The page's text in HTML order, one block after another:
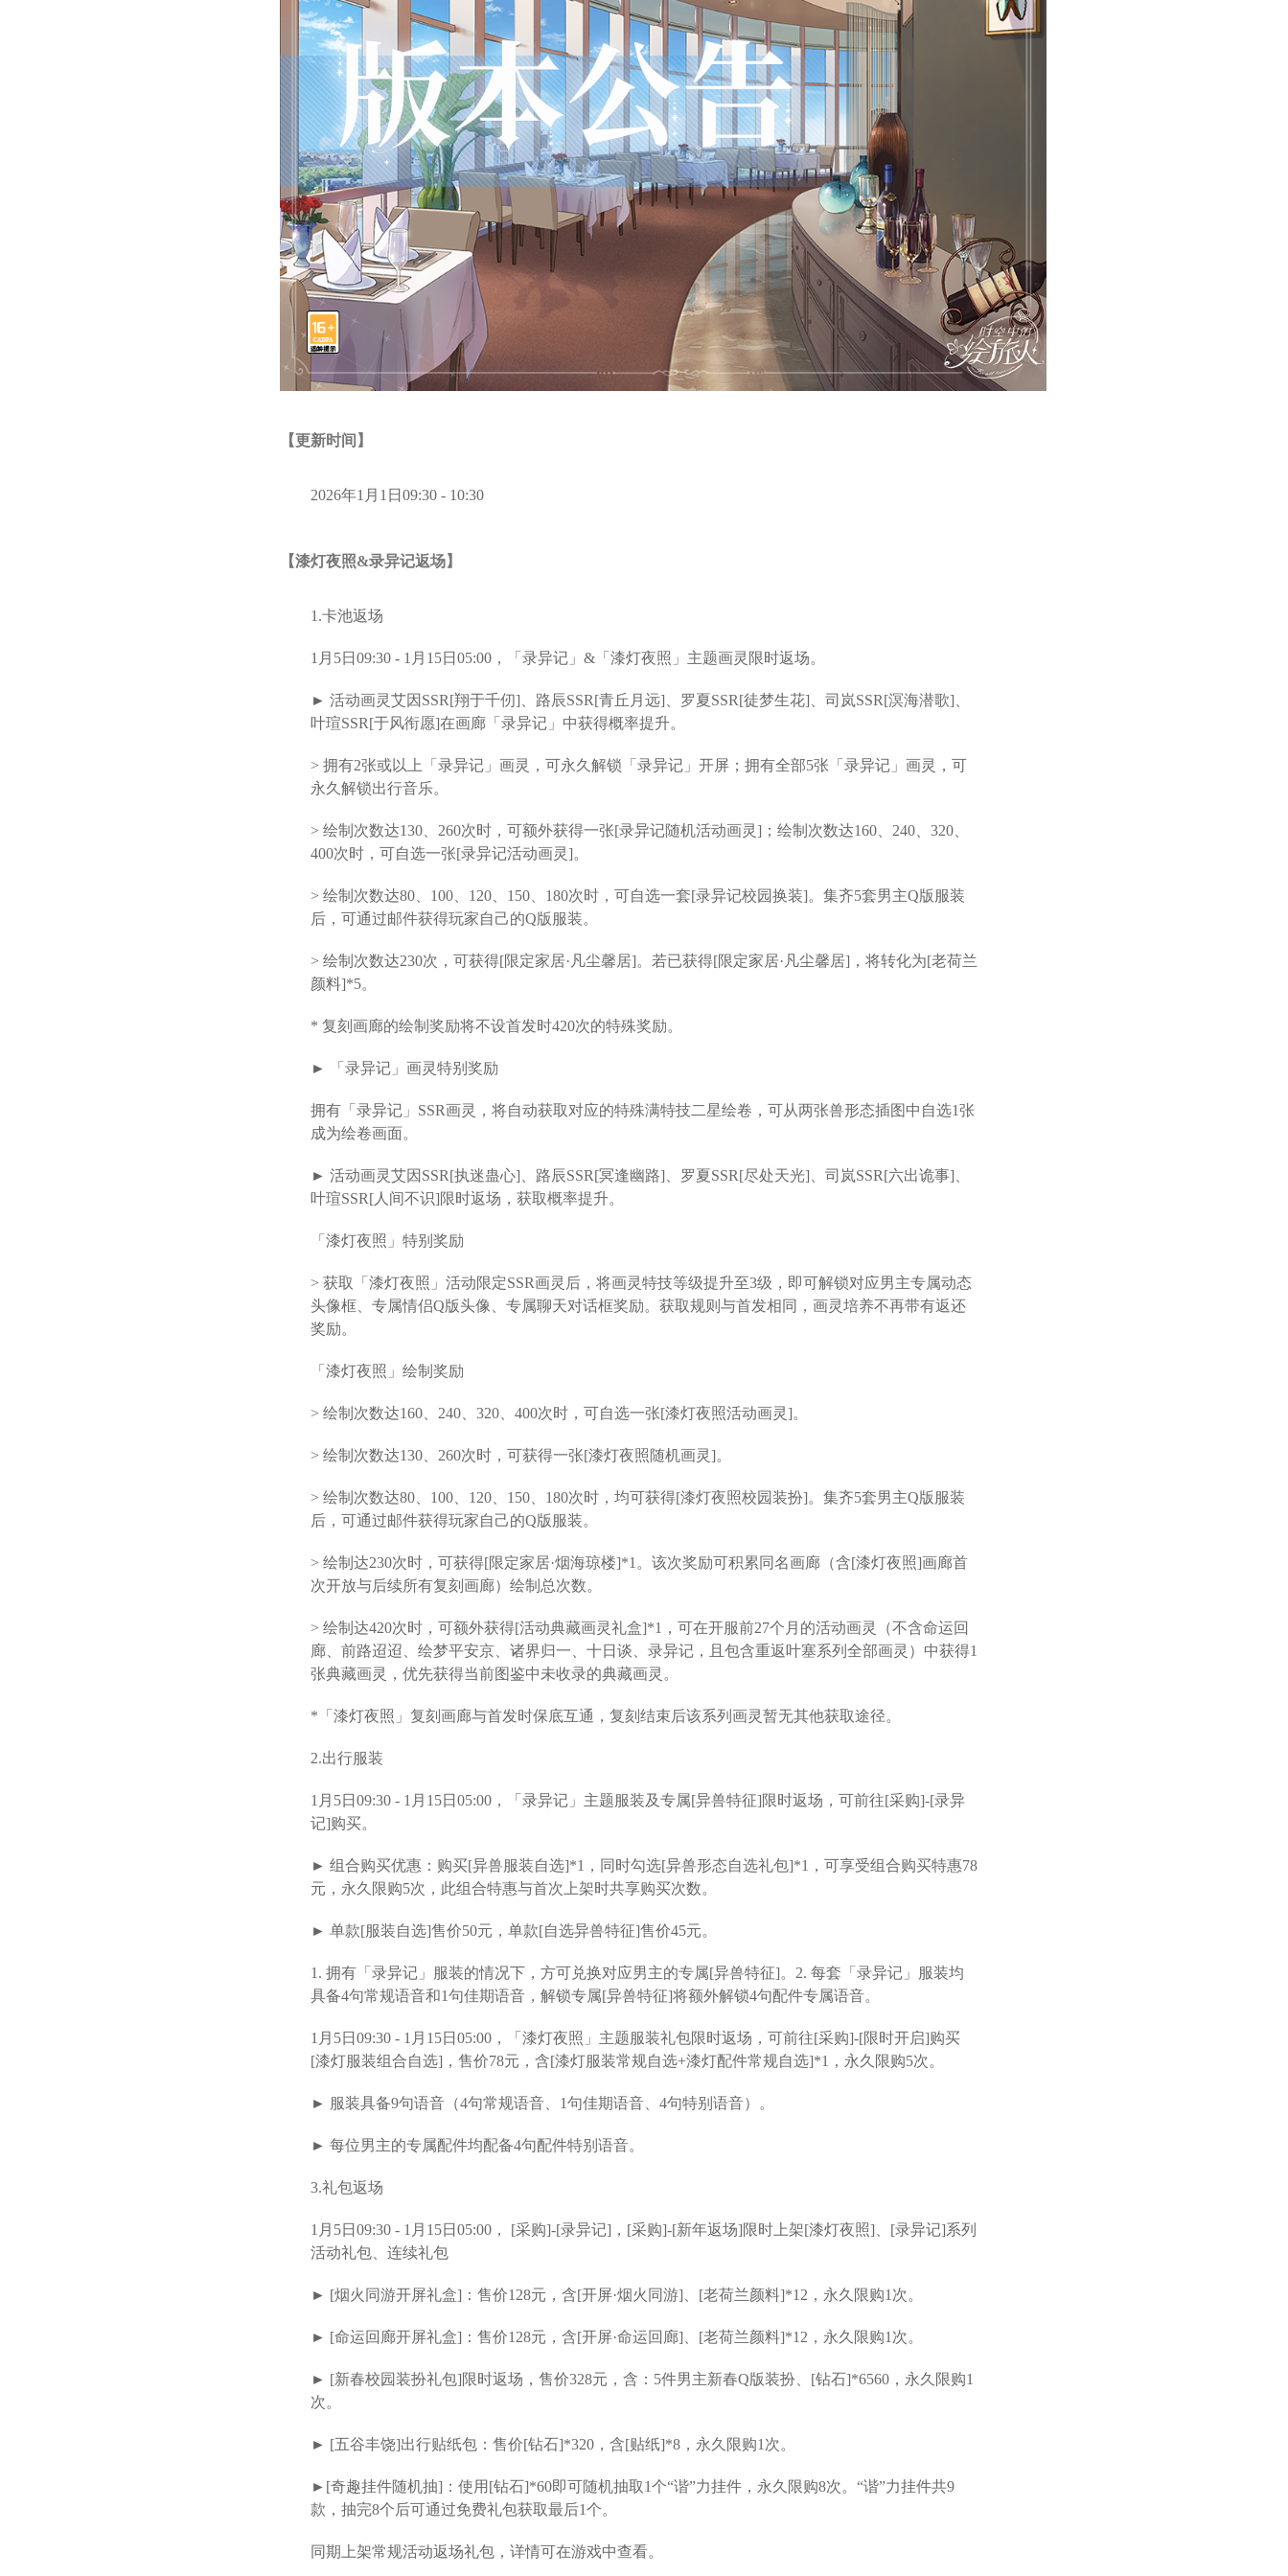
【更新时间】
2026年1月1日09:30 - 10:30
【漆灯夜照&录异记返场】
1.卡池返场
1月5日09:30 - 1月15日05:00，「录异记」&「漆灯夜照」主题画灵限时返场。
► 活动画灵艾因SSR[翔于千仞]、路辰SSR[青丘月远]、罗夏SSR[徒梦生花]、司岚SSR[溟海潜歌]、
叶瑄SSR[于风衔愿]在画廊「录异记」中获得概率提升。
> 拥有2张或以上「录异记」画灵，可永久解锁「录异记」开屏；拥有全部5张「录异记」画灵，可
永久解锁出行音乐。
> 绘制次数达130、260次时，可额外获得一张[录异记随机活动画灵]；绘制次数达160、240、320、
400次时，可自选一张[录异记活动画灵]。
> 绘制次数达80、100、120、150、180次时，可自选一套[录异记校园换装]。集齐5套男主Q版服装
后，可通过邮件获得玩家自己的Q版服装。
> 绘制次数达230次，可获得[限定家居·凡尘馨居]。若已获得[限定家居·凡尘馨居]，将转化为[老荷兰
颜料]*5。
* 复刻画廊的绘制奖励将不设首发时420次的特殊奖励。
► 「录异记」画灵特别奖励
拥有「录异记」SSR画灵，将自动获取对应的特殊满特技二星绘卷，可从两张兽形态插图中自选1张
成为绘卷画面。
► 活动画灵艾因SSR[执迷蛊心]、路辰SSR[冥逢幽路]、罗夏SSR[尽处天光]、司岚SSR[六出诡事]、
叶瑄SSR[人间不识]限时返场，获取概率提升。
「漆灯夜照」特别奖励
> 获取「漆灯夜照」活动限定SSR画灵后，将画灵特技等级提升至3级，即可解锁对应男主专属动态
头像框、专属情侣Q版头像、专属聊天对话框奖励。获取规则与首发相同，画灵培养不再带有返还
奖励。
「漆灯夜照」绘制奖励
> 绘制次数达160、240、320、400次时，可自选一张[漆灯夜照活动画灵]。
> 绘制次数达130、260次时，可获得一张[漆灯夜照随机画灵]。
> 绘制次数达80、100、120、150、180次时，均可获得[漆灯夜照校园装扮]。集齐5套男主Q版服装
后，可通过邮件获得玩家自己的Q版服装。
> 绘制达230次时，可获得[限定家居·烟海琼楼]*1。该次奖励可积累同名画廊（含[漆灯夜照]画廊首
次开放与后续所有复刻画廊）绘制总次数。
> 绘制达420次时，可额外获得[活动典藏画灵礼盒]*1，可在开服前27个月的活动画灵（不含命运回
廊、前路迢迢、绘梦平安京、诸界归一、十日谈、录异记，且包含重返叶塞系列全部画灵）中获得1
张典藏画灵，优先获得当前图鉴中未收录的典藏画灵。
*「漆灯夜照」复刻画廊与首发时保底互通，复刻结束后该系列画灵暂无其他获取途径。
2.出行服装
1月5日09:30 - 1月15日05:00，「录异记」主题服装及专属[异兽特征]限时返场，可前往[采购]-[录异
记]购买。
► 组合购买优惠：购买[异兽服装自选]*1，同时勾选[异兽形态自选礼包]*1，可享受组合购买特惠78
元，永久限购5次，此组合特惠与首次上架时共享购买次数。
► 单款[服装自选]售价50元，单款[自选异兽特征]售价45元。
1. 拥有「录异记」服装的情况下，方可兑换对应男主的专属[异兽特征]。2. 每套「录异记」服装均
具备4句常规语音和1句佳期语音，解锁专属[异兽特征]将额外解锁4句配件专属语音。
1月5日09:30 - 1月15日05:00，「漆灯夜照」主题服装礼包限时返场，可前往[采购]-[限时开启]购买
[漆灯服装组合自选]，售价78元，含[漆灯服装常规自选+漆灯配件常规自选]*1，永久限购5次。
► 服装具备9句语音（4句常规语音、1句佳期语音、4句特别语音）。
► 每位男主的专属配件均配备4句配件特别语音。
3.礼包返场
1月5日09:30 - 1月15日05:00， [采购]-[录异记]，[采购]-[新年返场]限时上架[漆灯夜照]、[录异记]系列
活动礼包、连续礼包
► [烟火同游开屏礼盒]：售价128元，含[开屏·烟火同游]、[老荷兰颜料]*12，永久限购1次。
► [命运回廊开屏礼盒]：售价128元，含[开屏·命运回廊]、[老荷兰颜料]*12，永久限购1次。
► [新春校园装扮礼包]限时返场，售价328元，含：5件男主新春Q版装扮、[钻石]*6560，永久限购1
次。
► [五谷丰饶]出行贴纸包：售价[钻石]*320，含[贴纸]*8，永久限购1次。
►[奇趣挂件随机抽]：使用[钻石]*60即可随机抽取1个“谐”力挂件，永久限购8次。“谐”力挂件共9
款，抽完8个后可通过免费礼包获取最后1个。
同期上架常规活动返场礼包，详情可在游戏中查看。